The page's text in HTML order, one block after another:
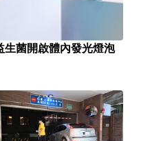
生菌開啟體內發光燈泡